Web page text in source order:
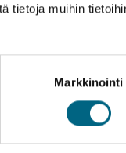
tietoja muihin
Markkinointi